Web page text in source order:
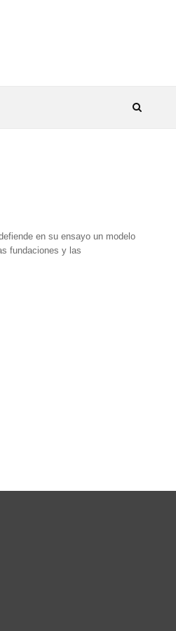
en su ensayo un modelo
fundaciones y las